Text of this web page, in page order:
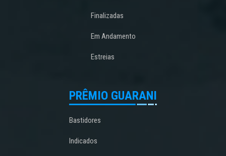
Finalizadas
Em Andamento
Estreias
PRÊMIO GUARANI
Bastidores
Indicados